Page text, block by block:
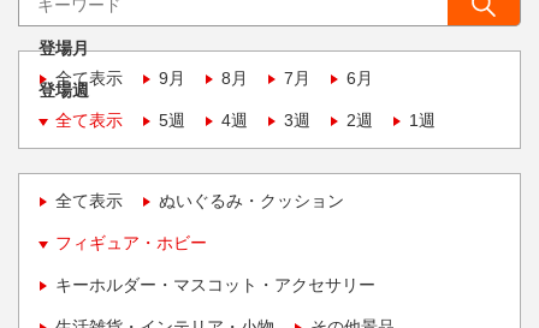
登場月
全て表示
9月 8月 7月 6月
登場週
全て表示
5週 4週 3週 2週 1週
全て表示 ぬいぐるみ・クッション
フィギュア・ホビー
キーホルダー・マスコット・アクセサリー